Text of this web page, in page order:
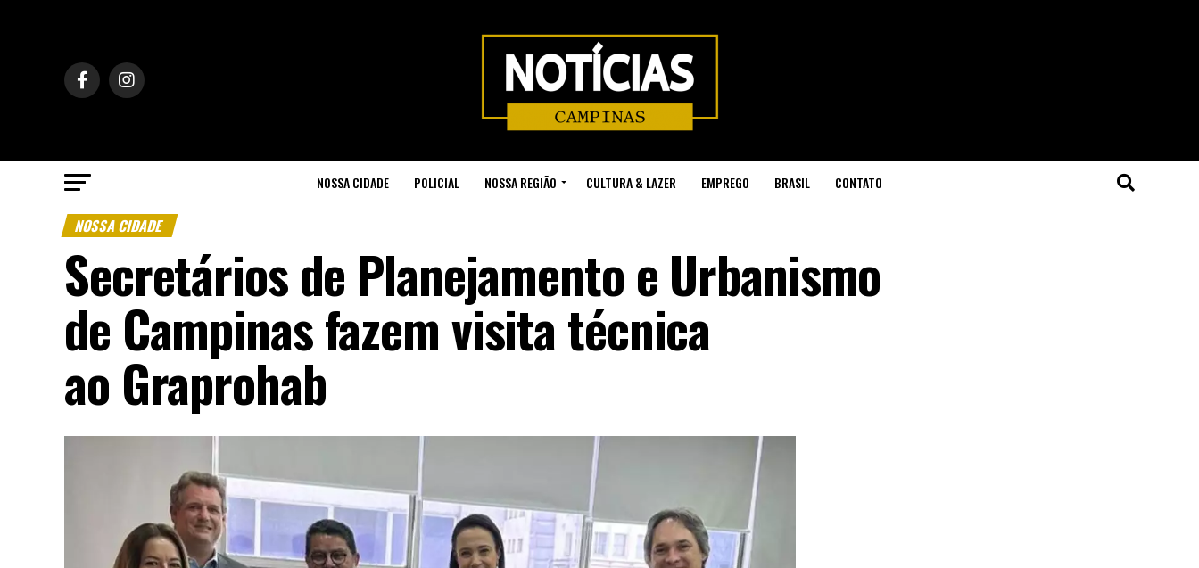
NOSSA CIDADE POLICIAL NOSSA REGIÃO CULTURA & LAZER EMPREGO BRASIL CONTATO
NOSSA CIDADE
Secretários de Planejamento e Urbanismo
de Campinas fazem visita técnica
ao Graprohab